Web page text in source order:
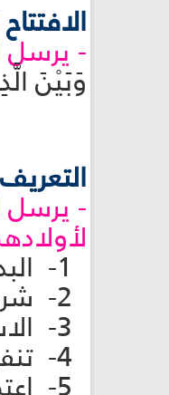
الافتتاح (5
- يرسل
وَبَيْنَ
التعريف
- يرسل